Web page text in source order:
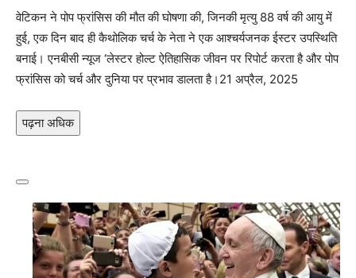
वेटिकन ने पोप फ्रांसिस की मौत की घोषणा की, जिनकी मृत्यु 88 वर्ष की आयु में
हुई, एक दिन बाद ही कैथोलिक चर्च के नेता ने एक आश्चर्यजनक ईस्टर उपस्थिति
बनाई। एनबीसी न्यूज ‘लेस्टर होल्ट ऐतिहासिक जीवन पर रिपोर्ट करता है और पोप
फ्रांसिस को चर्च और दुनिया पर प्रभाव डालता है। 21 अप्रैल, 2025
पढ़ना अधिक